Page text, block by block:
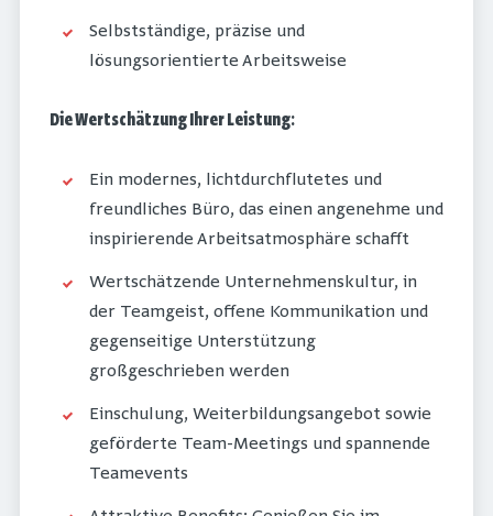
Selbstständige, präzise und
lösungsorientierte Arbeitsweise
Die Wertschätzung Ihrer Leistung:
Ein modernes, lichtdurchflutetes und
freundliches Büro, das einen angenehme und
inspirierende Arbeitsatmosphäre schafft
Wertschätzende Unternehmenskultur, in
der Teamgeist, offene Kommunikation und
gegenseitige Unterstützung
großgeschrieben werden
Einschulung, Weiterbildungsangebot sowie
geförderte Team-Meetings und spannende
Teamevents